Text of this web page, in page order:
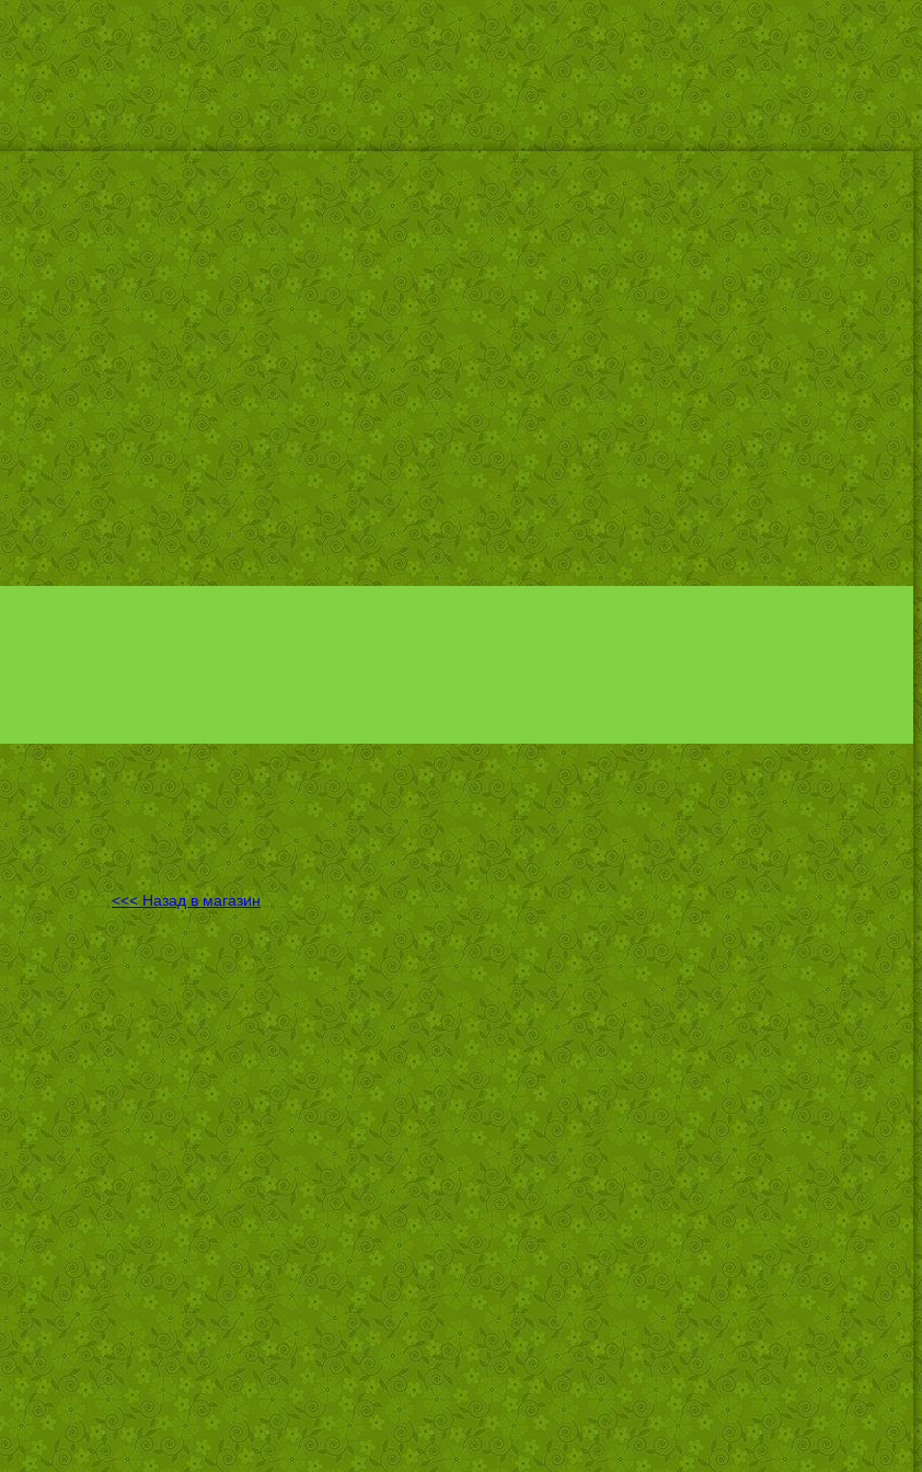
<<< Назад в магазин